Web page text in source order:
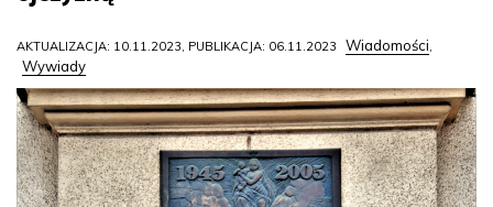
AKTUALIZACJA: 10.11.2023, PUBLIKACJA: 06.11.2023 Wiadomości,
Wywiady